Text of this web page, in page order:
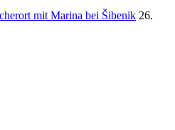
mit Marina bei Šibenik 26.